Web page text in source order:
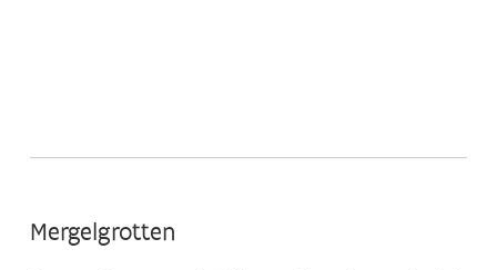
Mergelgrotten